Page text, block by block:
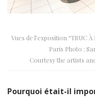
Vues de l’exposition “TRUC
Paris Photo :
Courtesy the artists
Pourquoi était-il